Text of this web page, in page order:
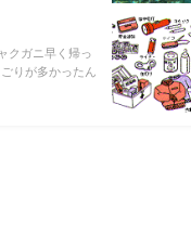
クガニ早く帰っ
りが多かったん